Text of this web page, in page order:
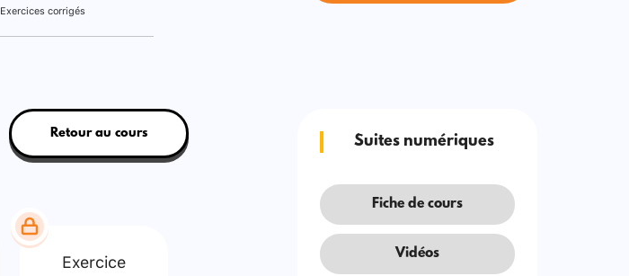
Exercices corrigés
Retour au cours
Exercice
Suites numériques
Fiche de cours
Vidéos